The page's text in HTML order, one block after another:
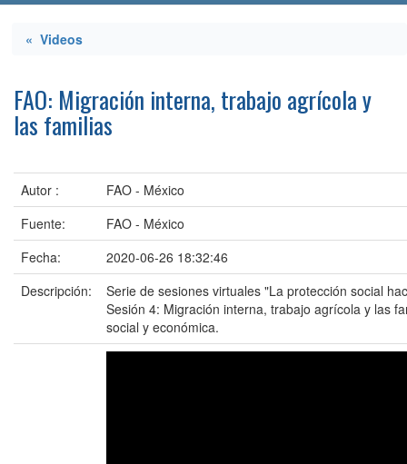
« Videos
FAO: Migración interna, trabajo agrícola y
las familias
Autor :
FAO - México
Fuente:
FAO - México
Fecha:
2020-06-26 18:32:46
Descripción:
Serie de sesiones virtuales "La protección social
Sesión 4: Migración interna, trabajo agrícola y las
social y económica.